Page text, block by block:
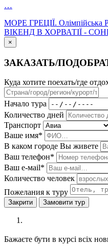
…
МОРЕ ГРЕЦІЇ. Олімпійська
ВІКЕНД В ХОРВАТІЇ -
×
ЗАКАЗАТЬ/
Куда хотите поехать/где
Начало тура
Количество дней
Транспорт
Ваше имя*
В каком городе Вы живете
Ваш телефон*
Ваш е-мail*
Количество человек
Пожелания к туру
Закрити Замовити тур
Бажаєте бути в курсі всіх